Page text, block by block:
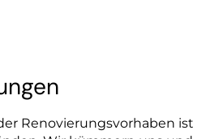
Renovierungsvorhaben ist